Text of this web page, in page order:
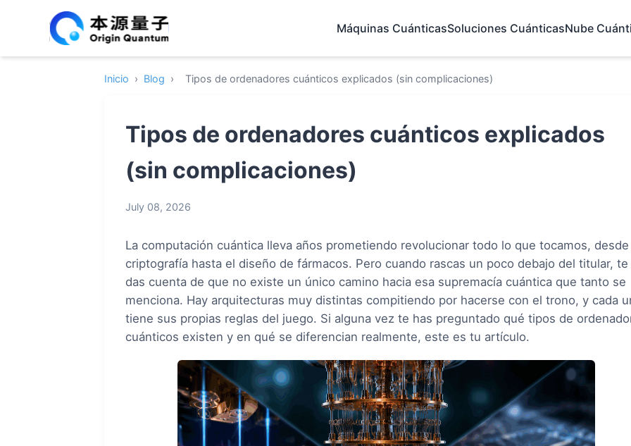
Máquinas CuánticasSoluciones CuánticasNube
Inicio › Blog › Tipos de ordenadores cuánticos explicados (sin complicaciones)
Tipos de ordenadores cuánticos explicados
(sin complicaciones)
July 08, 2026
La computación cuántica lleva años prometiendo revolucionar todo lo que tocamos, desde
criptografía hasta el diseño de fármacos. Pero cuando rascas un poco debajo del titular, te
das cuenta de que no existe un único camino hacia esa supremacía cuántica que tanto se
menciona. Hay arquitecturas muy distintas compitiendo por hacerse con el trono, y cada
tiene sus propias reglas del juego. Si alguna vez te has preguntado qué tipos de
cuánticos existen y en qué se diferencian realmente, este es tu artículo.